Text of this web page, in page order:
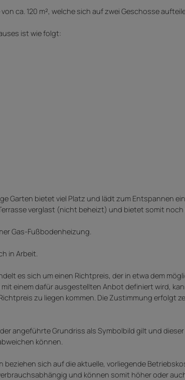
ca. 120 m², welche sich auf zwei Geschosse
ist wie folgt:
Garten bietet viel Platz und lädt zum Entspannen
verglast (nicht beheizt) und bietet somit noch
Gas-Fußbodenheizung.
in Arbeit.
es sich um einen Richtpreis, der in etwa dem
einem dafür ausgestellten Anbot definiert wird,
zu liegen kommen. Die Zustimmung erfolgt
angeführte Grundriss als Symbolbild gilt und
können.
beziehen sich auf die aktuelle, vorliegende
und können somit höher oder